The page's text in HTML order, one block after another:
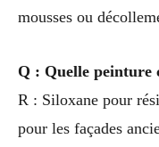
mousses ou
Q : Quelle peinture
R : Siloxane pour
pour les façades